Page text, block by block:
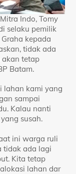
Indo, Tomy
selaku pemilik
kepada
tidak ada
akan tetap
Batam.
lahan kami yang
sampai
Kalau nanti
susah.
ini warga ruli
tidak ada lagi
Kita tetap
lahan dar